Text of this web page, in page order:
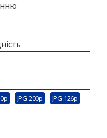
JPG 200p
JPG 126p